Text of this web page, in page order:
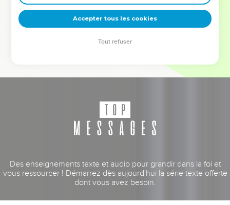
deviennent vos tremplins. Que vous guidiez un ministère, une
équipe, un groupe ou une famille, leur expérience est faite
pour vous.
Des enseignements texte et audio pour grandir dans la foi et
vous ressourcer ! Démarrez dès aujourd'hui la série texte offerte
dont vous avez besoin.
Accepter tous les cookies
Tout refuser